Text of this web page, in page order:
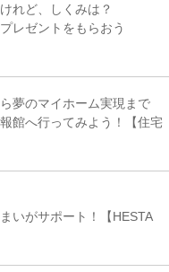
れど、しくみは？
レゼントをもらおう
夢のマイホーム実現まで
館へ行ってみよう！【住宅
いがサポート！【HESTA